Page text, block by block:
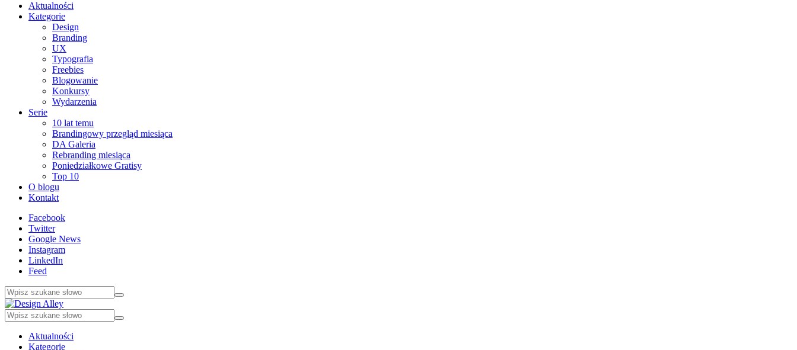
Aktualności
Kategorie
Design
Branding
UX
Typografia
Freebies
Blogowanie
Konkursy
Wydarzenia
Serie
10 lat temu
Brandingowy przegląd miesiąca
DA Galeria
Rebranding miesiąca
Poniedziałkowe Gratisy
Top 10
O blogu
Kontakt
Facebook
Twitter
Google News
Instagram
LinkedIn
Feed
Aktualności
Kategorie